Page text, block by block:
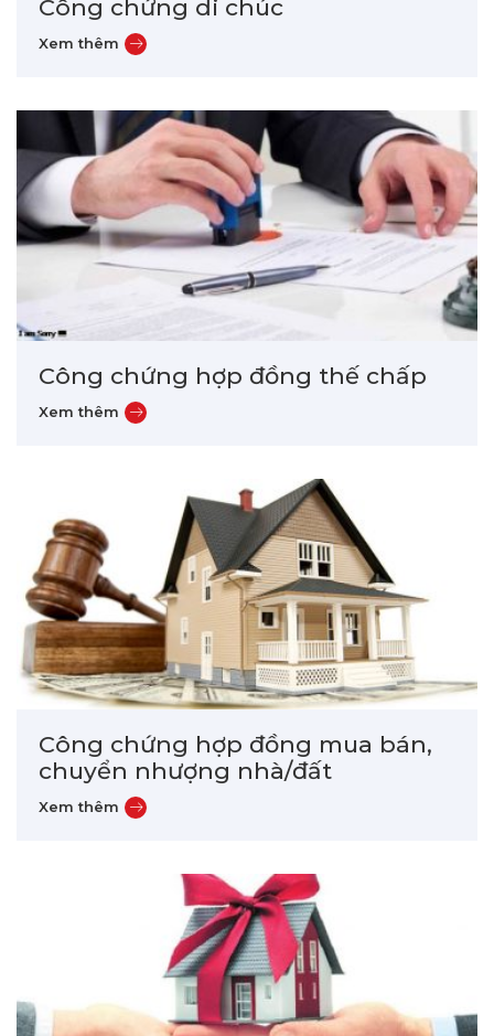
Công chứng di chúc
Công chứng hợp đồng thế chấp
Công chứng hợp đồng mua bán,
chuyển nhượng nhà/đất